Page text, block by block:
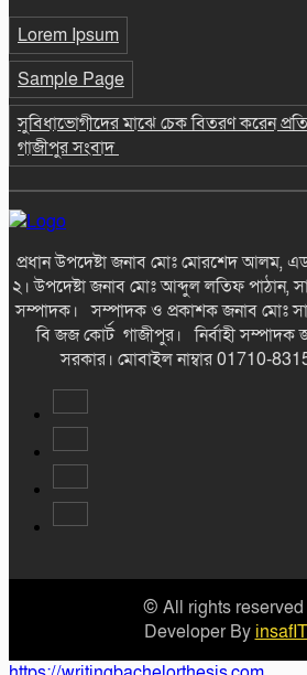
Lorem Ipsum
Sample Page
সুবিধাভোগীদের মাঝে চেক বিতরণ করেন
গাজীপুর সংবাদ
প্রধান উপদেষ্টা জনাব মোঃ মোরশেদ আলম,
২। উপদেষ্টা জনাব মোঃ আব্দুল লতিফ পাঠান,
সম্পাদক। সম্পাদক ও প্রকাশক জনাব মোঃ
বি জজ কোর্ট গাজীপুর। নির্বাহী
সরকার। মোবাইল নাম্বার 01710-
© All rights
Developer By